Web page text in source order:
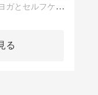
愛知県岡崎市『体質改善ヨガとセルフケア』＆『キッズ体操』のスタジオMAYです。この4月で10年目。『効率的なからだの治し方』がわかってきた今日この頃。これから…
る